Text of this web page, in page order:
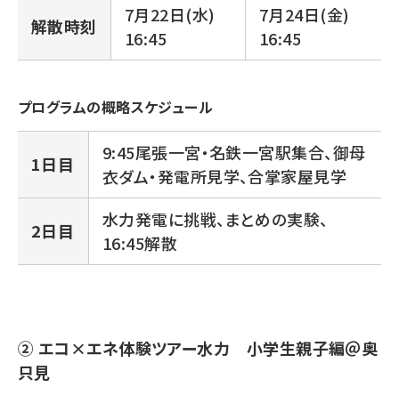
解散時刻
7月22日(水)
16:45
7月24日(金)
16:45
プログラムの概略スケジュール
1日目
9:45尾張一宮・名鉄一宮駅集合、御母
衣ダム・発電所見学、合掌家屋見学
2日目
水力発電に挑戦、まとめの実験、
16:45解散
② エコ×エネ体験ツアー水力 小学生親子編＠奥
只見